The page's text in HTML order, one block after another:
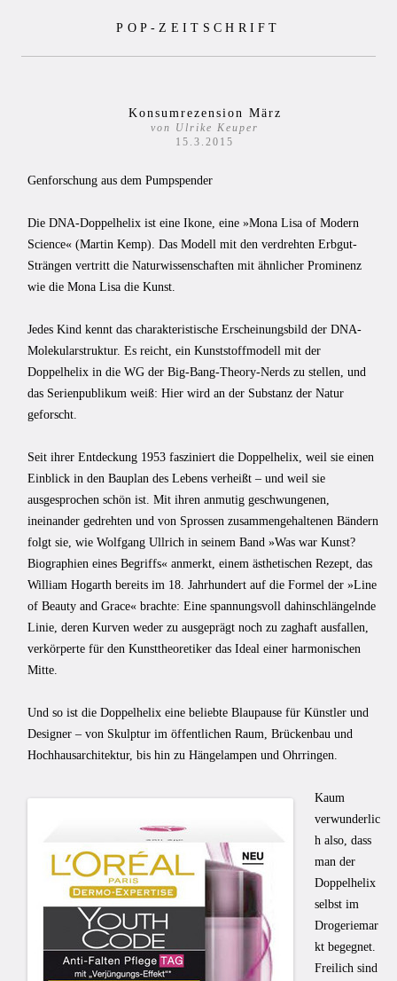
POP-ZEITSCHRIFT
Konsumrezension März
von Ulrike Keuper
15.3.2015
Genforschung aus dem Pumpspender
Die DNA-Doppelhelix ist eine Ikone, eine »Mona Lisa of Modern
Science« (Martin Kemp). Das Modell mit den verdrehten Erbgut-
Strängen vertritt die Naturwissenschaften mit ähnlicher Prominenz
wie die Mona Lisa die Kunst.
Jedes Kind kennt das charakteristische Erscheinungsbild der DNA-
Molekularstruktur. Es reicht, ein Kunststoffmodell mit der
Doppelhelix in die WG der Big-Bang-Theory-Nerds zu stellen, und
das Serienpublikum weiß: Hier wird an der Substanz der Natur
geforscht.
Seit ihrer Entdeckung 1953 fasziniert die Doppelhelix, weil sie einen
Einblick in den Bauplan des Lebens verheißt – und weil sie
ausgesprochen schön ist. Mit ihren anmutig geschwungenen,
ineinander gedrehten und von Sprossen zusammengehaltenen Bändern
folgt sie, wie Wolfgang Ullrich in seinem Band »Was war Kunst?
Biographien eines Begriffs« anmerkt, einem ästhetischen Rezept, das
William Hogarth bereits im 18. Jahrhundert auf die Formel der »Line
of Beauty and Grace« brachte: Eine spannungsvoll dahinschlängelnde
Linie, deren Kurven weder zu ausgeprägt noch zu zaghaft ausfallen,
verkörperte für den Kunsttheoretiker das Ideal einer harmonischen
Mitte.
Und so ist die Doppelhelix eine beliebte Blaupause für Künstler und
Designer – von Skulptur im öffentlichen Raum, Brückenbau und
Hochhausarchitektur, bis hin zu Hängelampen und Ohrringen.
Kaum
verwunderlic
h also, dass
man der
Doppelhelix
selbst im
Drogeriemar
kt begegnet.
Freilich sind